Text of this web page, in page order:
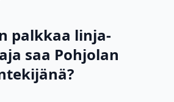
palkkaa linja-
saa Pohjolan